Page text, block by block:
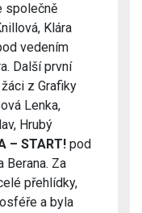
společně
Klára
vedením
Další první
z Grafiky
Lenka,
Hrubý
– START! pod
Berana. Za
přehlídky,
a byla